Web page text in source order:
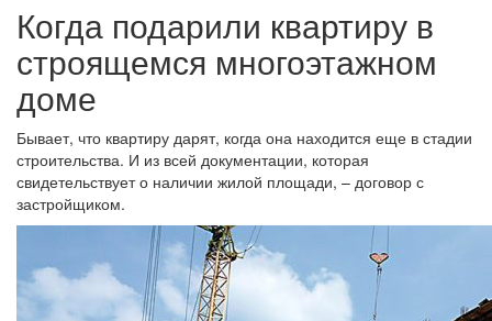
Когда подарили квартиру в
строящемся многоэтажном
доме
Бывает, что квартиру дарят, когда она находится еще в стадии
строительства. И из всей документации, которая
свидетельствует о наличии жилой площади, – договор с
застройщиком.